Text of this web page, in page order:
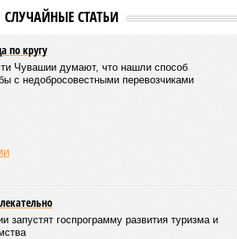
СЛУЧАЙНЫЕ СТАТЬИ
по кругу
Чувашии думают, что нашли способ
с недобросовестными перевозчиками
запустят госпрограмму развития туризма и